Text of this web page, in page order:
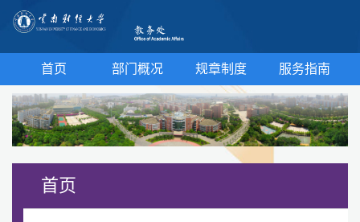
首页 部门概况 规章制度 服务指南
首页